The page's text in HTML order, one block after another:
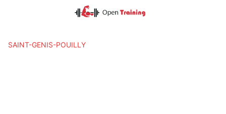
SAINT-GENIS-POUILLY